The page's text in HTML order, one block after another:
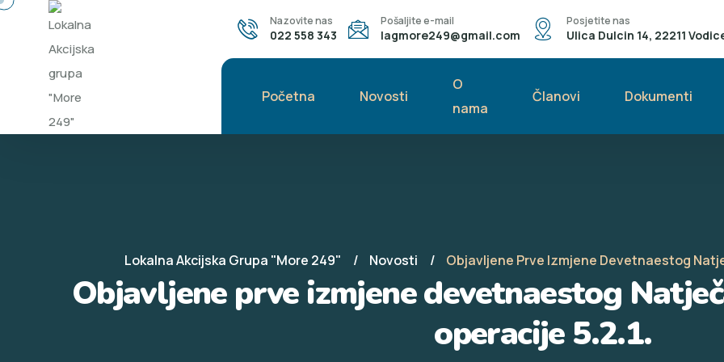
Nazovite nas
022 558 343
Pošaljite e-mail
lagmore249@gmail.com
Posjetite nas
Ulica Dulcin 14, 22211
Početna Novosti
O
nama
Članovi Dokumenti
Lokalna Akcijska Grupa "More 249" Novosti Objavljene Prve Izmjene Devetnaestog
Objavljene prve izmjene devetnaestog
operacije 5.2.1.